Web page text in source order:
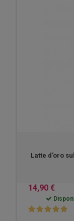
Latte d'oro
14,90 €